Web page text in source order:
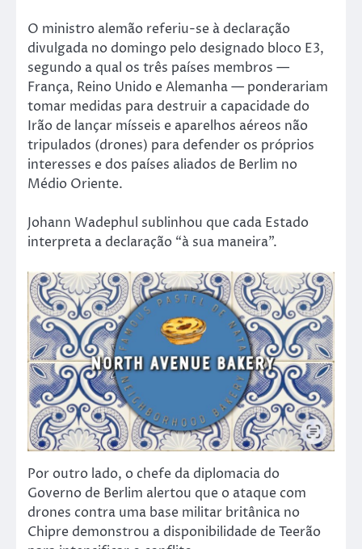
O ministro alemão referiu-se à declaração
divulgada no domingo pelo designado bloco E3,
segundo a qual os três países membros —
França, Reino Unido e Alemanha — ponderariam
tomar medidas para destruir a capacidade do
Irão de lançar mísseis e aparelhos aéreos não
tripulados (drones) para defender os próprios
interesses e dos países aliados de Berlim no
Médio Oriente.
Johann Wadephul sublinhou que cada Estado
interpreta a declaração “à sua maneira”.
Por outro lado, o chefe da diplomacia do
Governo de Berlim alertou que o ataque com
drones contra uma base militar britânica no
Chipre demonstrou a disponibilidade de Teerão